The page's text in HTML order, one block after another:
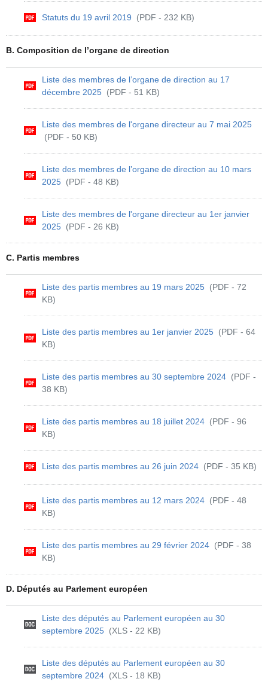
Statuts du 19 avril 2019 (PDF - 232 KB)
B. Composition de l’organe de direction
Liste des membres de l’organe de direction au 17
décembre 2025 (PDF - 51 KB)
Liste des membres de l'organe directeur au 7 mai 2025
(PDF - 50 KB)
Liste des membres de l’organe de direction au 10 mars
2025 (PDF - 48 KB)
Liste des membres de l'organe directeur au 1er janvier
2025 (PDF - 26 KB)
C. Partis membres
Liste des partis membres au 19 mars 2025 (PDF - 72
KB)
Liste des partis membres au 1er janvier 2025 (PDF - 64
KB)
Liste des partis membres au 30 septembre 2024 (PDF -
38 KB)
Liste des partis membres au 18 juillet 2024 (PDF - 96
KB)
Liste des partis membres au 26 juin 2024 (PDF - 35 KB)
Liste des partis membres au 12 mars 2024 (PDF - 48
KB)
Liste des partis membres au 29 février 2024 (PDF - 38
KB)
D. Députés au Parlement européen
Liste des députés au Parlement européen au 30
septembre 2025 (XLS - 22 KB)
Liste des députés au Parlement européen au 30
septembre 2024 (XLS - 18 KB)